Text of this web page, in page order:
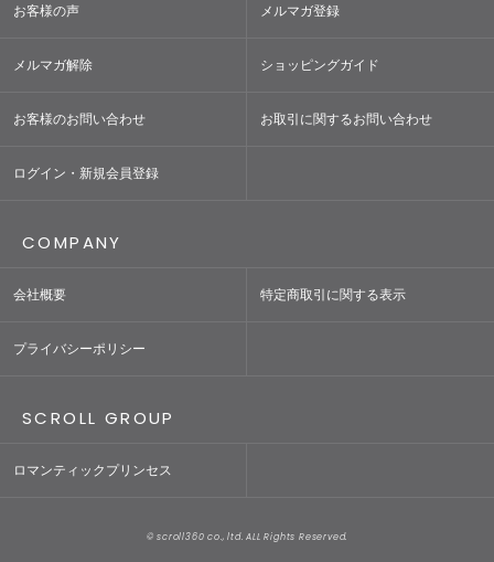
お客様の声 メルマガ登録
メルマガ解除 ショッピングガイド
お客様のお問い合わせ お取引に関するお問い合わせ
ログイン・新規会員登録
COMPANY
会社概要 特定商取引に関する表示
プライバシーポリシー
SCROLL GROUP
ロマンティックプリンセス
© scroll360 co., ltd. ALL Rights Reserved.